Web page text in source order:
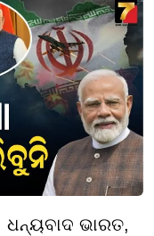
ଧନ୍ୟବାଦ ଭାରତ,